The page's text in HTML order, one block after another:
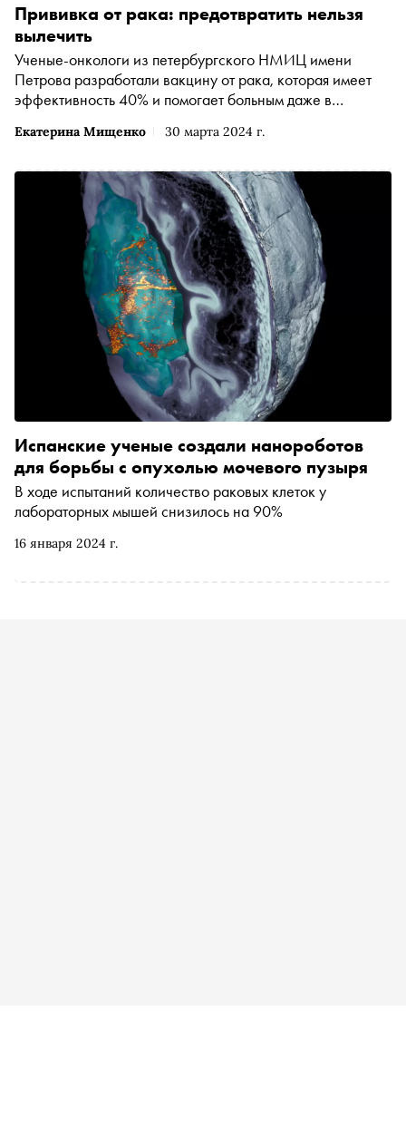
Екатерина Мищенко 30 марта 2024 г.
Прививка от рака: предотвратить нельзя
вылечить
Ученые-онкологи из петербургского НМИЦ имени
Петрова разработали вакцину от рака, которая имеет
эффективность 40% и помогает больным даже в
сообщили многие российские СМИ, в том числе Первый
какие виды вакцин от рака уже существуют, а каких
пока с нетерпением ждут пациенты и врачи
16 января 2024 г.
Испанские ученые создали нанороботов
для борьбы с опухолью мочевого пузыря
В ходе испытаний количество раковых клеток у
лабораторных мышей снизилось на 90%